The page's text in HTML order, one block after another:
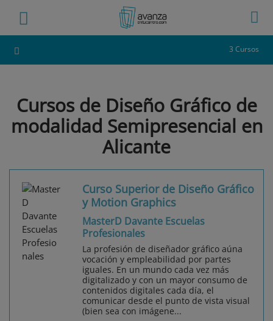
3 Cursos
Cursos de Diseño Gráfico de
modalidad Semipresencial en
Alicante
Curso Superior de Diseño Gráfico
y Motion Graphics
MasterD Davante Escuelas
Profesionales
La profesión de diseñador gráfico aúna
vocación y empleabilidad por partes
iguales. En un mundo cada vez más
digitalizado y con un mayor consumo de
contenidos digitales cada día, el
comunicar desde el punto de vista visual
(bien sea con imágene...